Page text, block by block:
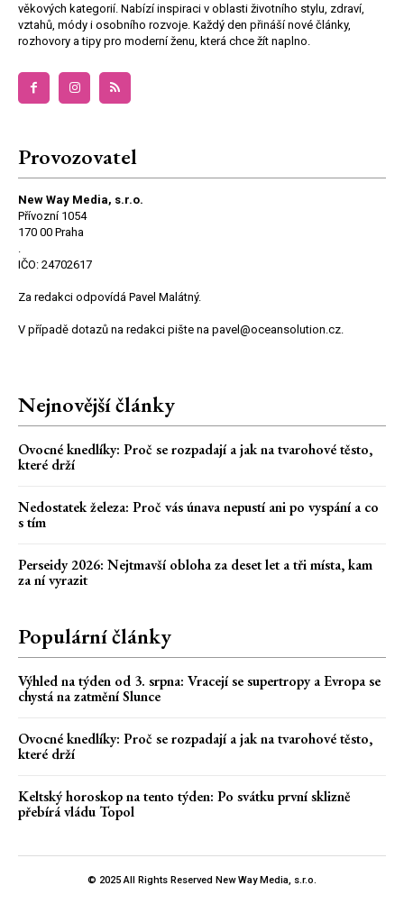
věkových kategorií. Nabízí inspiraci v oblasti životního stylu, zdraví,
vztahů, módy i osobního rozvoje. Každý den přináší nové články,
rozhovory a tipy pro moderní ženu, která chce žít naplno.
Provozovatel
New Way Media, s.r.o.
Přívozní 1054
170 00 Praha
IČO: 24702617
Za redakci odpovídá Pavel Malátný.
V případě dotazů na redakci pište na pavel@oceansolution.cz.
Nejnovější články
Ovocné knedlíky: Proč se rozpadají a jak na tvarohové těsto,
které drží
Nedostatek železa: Proč vás únava nepustí ani po vyspání a co
s tím
Perseidy 2026: Nejtmavší obloha za deset let a tři místa, kam
za ní vyrazit
Populární články
Výhled na týden od 3. srpna: Vracejí se supertropy a Evropa se
chystá na zatmění Slunce
Ovocné knedlíky: Proč se rozpadají a jak na tvarohové těsto,
které drží
Keltský horoskop na tento týden: Po svátku první sklizně
přebírá vládu Topol
© 2025 All Rights Reserved New Way Media, s.r.o.